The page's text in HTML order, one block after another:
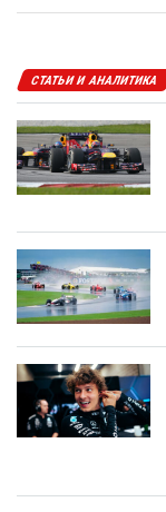
СТАТЬИ И АНАЛИТИКА